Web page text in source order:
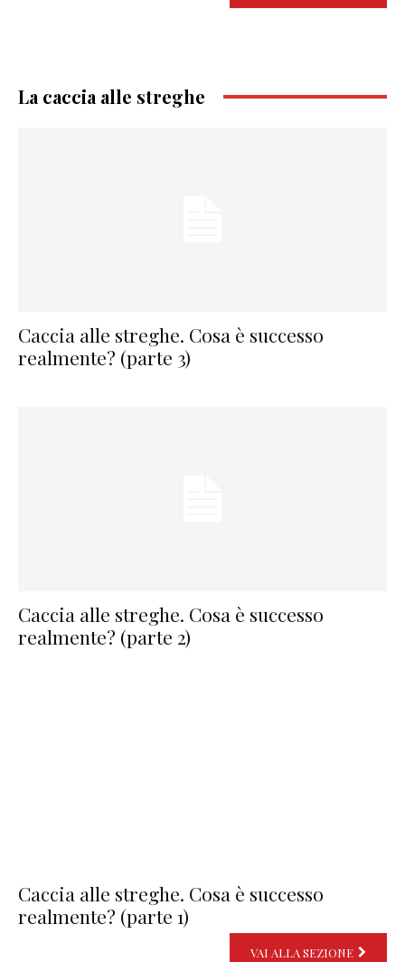
La caccia alle streghe
Caccia alle streghe. Cosa è successo
realmente? (parte 3)
Caccia alle streghe. Cosa è successo
realmente? (parte 2)
Caccia alle streghe. Cosa è successo
realmente? (parte 1)
VAI ALLA SEZIONE